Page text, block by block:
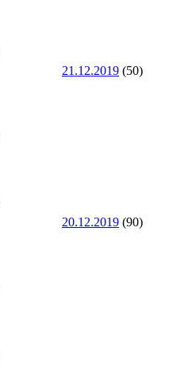
21.12.2019 (50)
20.12.2019 (90)